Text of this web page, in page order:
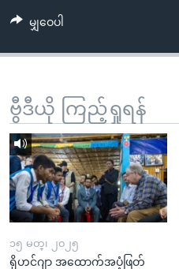
နေရာ မျှဝေပါ
ဗွီဒီယို ကြည့်ရှုရန်
၁၅ မတ္၊ ၂၀၂၅
ရိုဟင်ဂျာ အထောက်အပံ့ဖြတ်